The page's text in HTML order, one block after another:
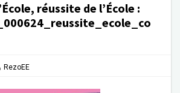
réussite de l’École :
RezoEE